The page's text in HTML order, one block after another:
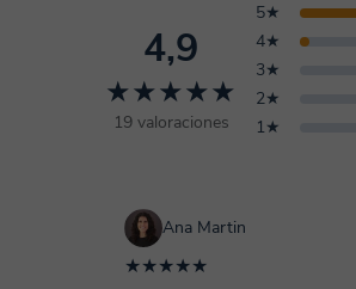
4,9
★★★★★
19 valoraciones
5★
4★
3★
2★
1★
Ana Martin
★★★★★